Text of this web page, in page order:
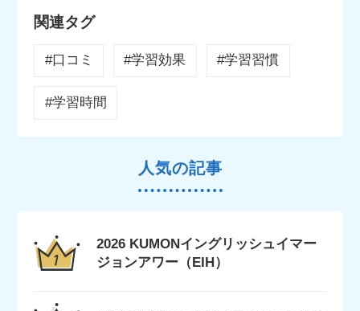
関連タグ
#口コミ #学習効果 #学習習慣
#学習時間
人気の記事
2026 KUMONイングリッシュイマー
ジョンアワー（EIH）